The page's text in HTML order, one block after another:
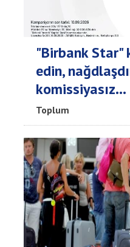
"Birbank Star"
edin,
komissiyasız...
Toplum